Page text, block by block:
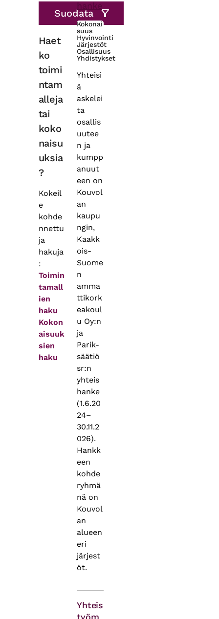
Haet
ko
toimi
ntam
alleja
tai
koko
naisu
uksia
?
Kokeil
e
kohde
nnettu
ja
hakuja
:
Toimin
tamall
ien
haku
Kokon
aisuuk
sien
haku
hanke
Kokonai
suus
Hyvinvointi
Järjestöt
Osallisuus
Yhdistykset
Yhteisi
ä
askelei
ta
osallis
uutee
n ja
kumpp
anuut
een on
Kouvol
an
kaupu
ngin,
Kaakk
ois-
Suome
n
amma
ttikork
eakoul
u Oy:n
ja
Parik-
säätiö
sr:n
yhteis
hanke
(1.6.20
24–
30.11.2
026).
Hankk
een
kohde
ryhmä
nä on
Kouvol
an
alueen
eri
järjest
öt.
Yhteis
työm